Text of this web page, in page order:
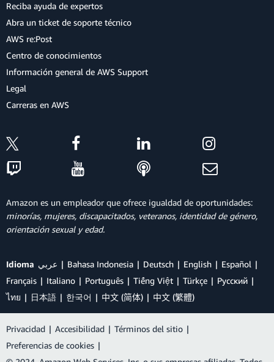
Reciba ayuda de expertos
Abra un ticket de soporte técnico
AWS re:Post
Centro de conocimientos
Información general de AWS Support
Legal
Carreras en AWS
Amazon es un empleador que ofrece igualdad de oportunidades:
minorías, mujeres, discapacitados, veteranos, identidad de género,
orientación sexual y edad.
Idioma عربي Bahasa Indonesia Deutsch English
Español
Français
Italiano Português Tiếng Việt Türkçe
Ρусский
ไทย
日本語 한국어 中文 (简体) 中文 (繁體)
Privacidad | Accesibilidad | Términos del sitio |
Preferencias de cookies |